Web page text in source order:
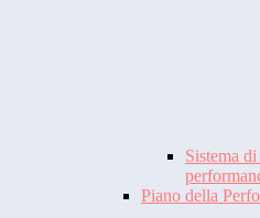
Sistema
Piano della